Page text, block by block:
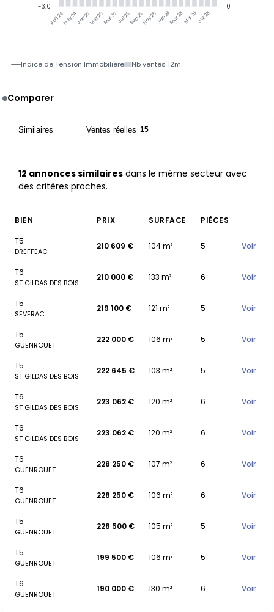
Aoû 24Nov 24Jan 25Mar 25Mai 25Jul 25Sep 25Nov 25Jan 26Mar 26Mai 26Jul 26
0
-3.0
Indice de Tension Immobilière Nb ventes 12m
Comparer
Similaires Ventes réelles 15
12 annonces similaires dans le même secteur avec
des critères proches.
BIEN PRIX SURFACE
PIÈCES
T5
DREFFEAC
210 609 € 104 m² 5 Voir
T6
ST GILDAS DES BOIS
210 000 € 133 m² 6 Voir
T5
SEVERAC
219 100 € 121 m² 5 Voir
T5
GUENROUET
222 000 € 106 m² 5 Voir
T5
ST GILDAS DES BOIS
222 645 € 103 m² 5 Voir
T6
ST GILDAS DES BOIS
223 062 € 120 m² 6 Voir
T6
ST GILDAS DES BOIS
223 062 € 120 m² 6 Voir
T6
GUENROUET
228 250 € 107 m² 6 Voir
T6
GUENROUET
228 250 € 106 m² 6 Voir
T5
GUENROUET
228 500 € 105 m² 5 Voir
T5
GUENROUET
199 500 € 106 m² 5 Voir
T6
GUENROUET
190 000 € 130 m² 6 Voir